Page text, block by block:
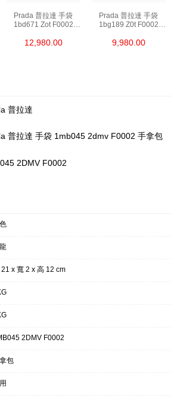
Prada 普拉達 手袋
1bd671 Zot F0002
12,980.00
Prada 普拉達 手袋
1bg189 Z0t F0002
9,980.00
普拉達
普拉達 手袋 1mb045 2dmv F0002 手拿包
2DMV F0002
21 x 寬 2 x 高 12 cm
2DMV F0002
包